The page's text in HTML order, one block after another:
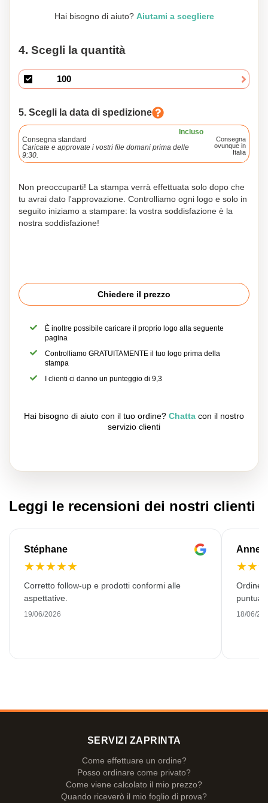
180 x 150
Hai bisogno di aiuto? Aiutami a scegliere
4. Scegli la quantità
5. Scegli la data di spedizione
Incluso
Consegna standard
Caricate e approvate i vostri file domani prima delle
9:30.
Consegna
ovunque in
Italia
Non preoccuparti! La stampa verrà effettuata solo dopo che
tu avrai dato l'approvazione. Controlliamo ogni logo e solo in
seguito iniziamo a stampare: la vostra soddisfazione è la
nostra soddisfazione!
Chiedere il prezzo
È inoltre possibile caricare il proprio logo alla seguente
pagina
Controlliamo GRATUITAMENTE il tuo logo prima della
stampa
I clienti ci danno un punteggio di 9,3
Hai bisogno di aiuto con il tuo ordine? Chatta con il nostro
servizio clienti
Leggi le recensioni dei nostri clienti
Stéphane
★★★★★
Corretto follow-up e prodotti conformi alle
aspettative.
19/06/2026
Anne-
★★
Ordine
18/06/
SERVIZI ZAPRINTA
Come effettuare un ordine?
Posso ordinare come privato?
Come viene calcolato il mio prezzo?
Quando riceverò il mio foglio di prova?